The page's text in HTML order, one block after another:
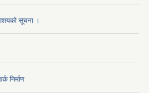
सूचना ।
निर्माण